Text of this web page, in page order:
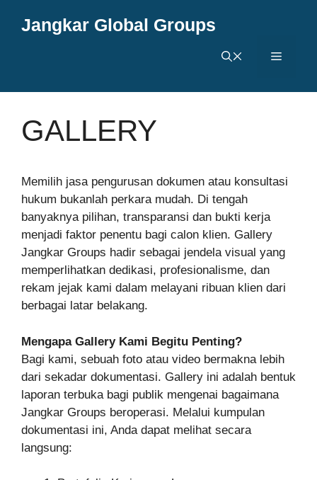
Jangkar Global Groups
Menu
GALLERY
Memilih jasa pengurusan dokumen atau konsultasi
hukum bukanlah perkara mudah. Di tengah
banyaknya pilihan, transparansi dan bukti kerja
menjadi faktor penentu bagi calon klien. Gallery
Jangkar Groups hadir sebagai jendela visual yang
memperlihatkan dedikasi, profesionalisme, dan
rekam jejak kami dalam melayani ribuan klien dari
berbagai latar belakang.
Mengapa Gallery Kami Begitu Penting?
Bagi kami, sebuah foto atau video bermakna lebih
dari sekadar dokumentasi. Gallery ini adalah bentuk
laporan terbuka bagi publik mengenai bagaimana
Jangkar Groups beroperasi. Melalui kumpulan
dokumentasi ini, Anda dapat melihat secara
langsung: